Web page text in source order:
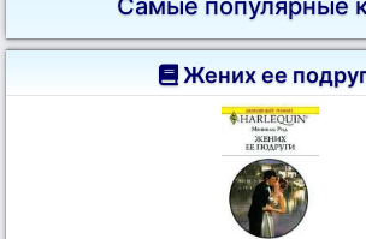
Самые популярные
Жених ее